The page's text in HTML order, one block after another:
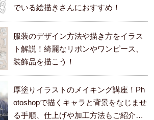
でいる絵描きさんにおすすめ！
服装のデザイン方法や描き方をイラス
ト解説！綺麗なリボンやワンピース、
装飾品を描こう！
厚塗りイラストのメイキング講座！Ph
otoshopで描くキャラと背景をなじませ
る手順、仕上げや加工方法もご紹介し